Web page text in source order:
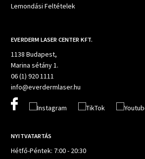
Lemondási Feltételek
EVERDERM LASER CENTER KFT.
1138 Budapest,
Marina sétány 1.
06 (1) 920 1111
info@everdermlaser.hu
NYITVATARTÁS
Hétfő-Péntek: 7:00 - 20:30